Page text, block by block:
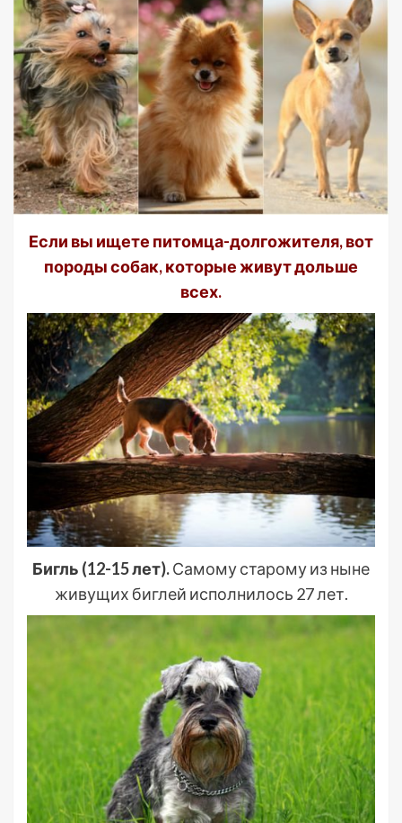
Если вы ищете питомца-долгожителя, вот
породы собак, которые живут дольше
всех.
Бигль (12-15 лет).Самому старому из ныне
живущих биглей исполнилось 27 лет.